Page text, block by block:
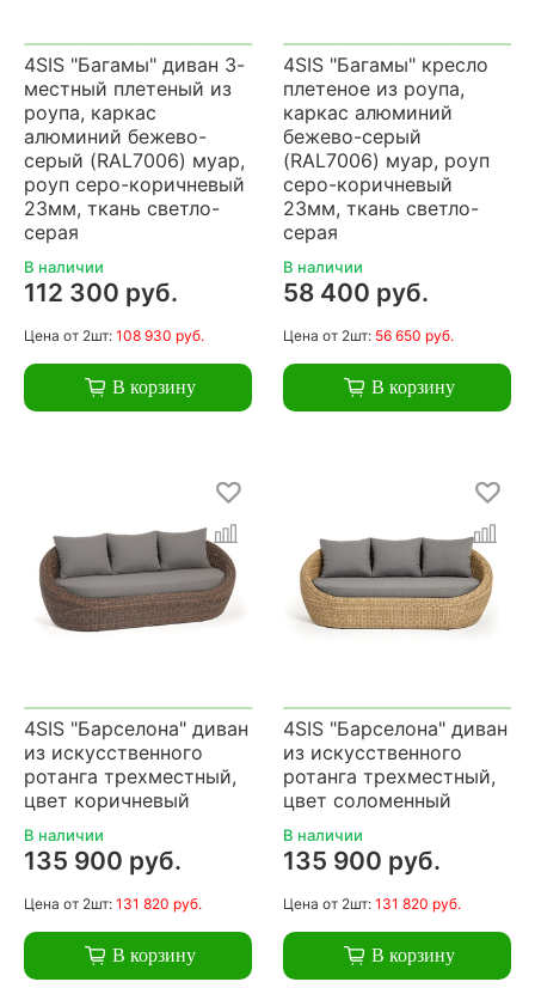
4SIS "Багамы" диван 3-
местный плетеный из
роупа, каркас
алюминий бежево-
серый (RAL7006) муар,
роуп серо-коричневый
23мм, ткань светло-
серая
В наличии
112 300 руб.
Цена от 2шт: 108 930 руб.
В корзину
4SIS "Багамы" кресло
плетеное из роупа,
каркас алюминий
бежево-серый
(RAL7006) муар, роуп
серо-коричневый
23мм, ткань светло-
серая
В наличии
58 400 руб.
Цена от 2шт: 56 650 руб.
В корзину
4SIS "Барселона" диван
из искусственного
ротанга трехместный,
цвет коричневый
В наличии
135 900 руб.
Цена от 2шт: 131 820 руб.
В корзину
4SIS "Барселона" диван
из искусственного
ротанга трехместный,
цвет соломенный
В наличии
135 900 руб.
Цена от 2шт: 131 820 руб.
В корзину